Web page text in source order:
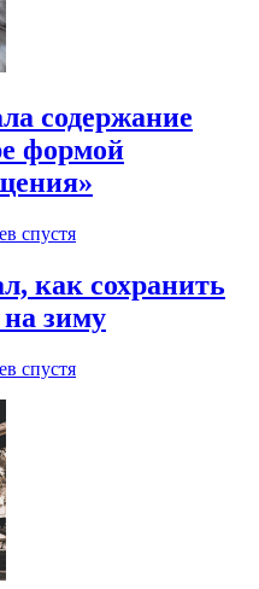
содержание
формой
спустя
как сохранить
зиму
спустя